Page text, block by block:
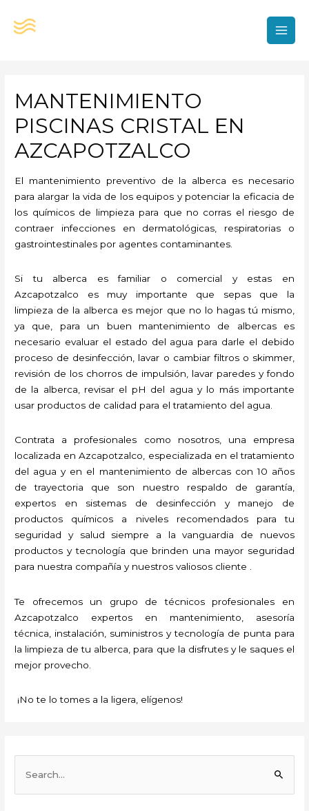
MANTENIMIENTO
PISCINAS CRISTAL EN
AZCAPOTZALCO
El mantenimiento preventivo de la alberca es necesario
para alargar la vida de los equipos y potenciar la eficacia de
los químicos de limpieza para que no corras el riesgo de
contraer infecciones en dermatológicas, respiratorias o
gastrointestinales por agentes contaminantes.
Si tu alberca es familiar o comercial y estas en
Azcapotzalco es muy importante que sepas que la
limpieza de la alberca es mejor que no lo hagas tú mismo,
ya que, para un buen mantenimiento de albercas es
necesario evaluar el estado del agua para darle el debido
proceso de desinfección, lavar o cambiar filtros o skimmer,
revisión de los chorros de impulsión, lavar paredes y fondo
de la alberca, revisar el pH del agua y lo más importante
usar productos de calidad para el tratamiento del agua.
Contrata a profesionales como nosotros, una empresa
localizada en Azcapotzalco, especializada en el tratamiento
del agua y en el mantenimiento de albercas con 10 años
de trayectoria que son nuestro respaldo de garantía,
expertos en sistemas de desinfección y manejo de
productos químicos a niveles recomendados para tu
seguridad y salud siempre a la vanguardia de nuevos
productos y tecnología que brinden una mayor seguridad
para nuestra compañía y nuestros valiosos cliente .
Te ofrecemos un grupo de técnicos profesionales en
Azcapotzalco expertos en mantenimiento, asesoría
técnica, instalación, suministros y tecnología de punta para
la limpieza de tu alberca, para que la disfrutes y le saques el
mejor provecho.
¡No te lo tomes a la ligera, elígenos!